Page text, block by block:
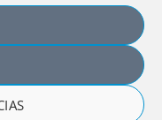
de Investigación